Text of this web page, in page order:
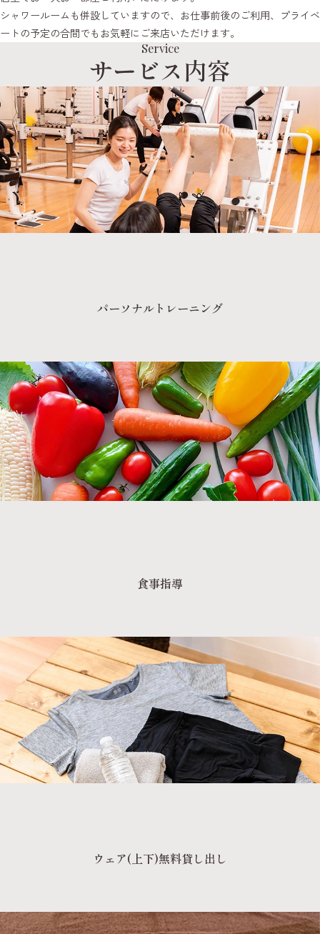
シャワールームも併設していますので、お仕事前後のご利用、プライベ
ートの予定の合間でもお気軽にご来店いただけます。
Service
サービス内容
パーソナルトレーニング
食事指導
ウェア(上下)無料貸し出し